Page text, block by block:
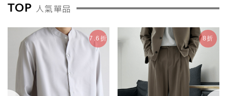
TOP 人氣單品
7.6折 8折